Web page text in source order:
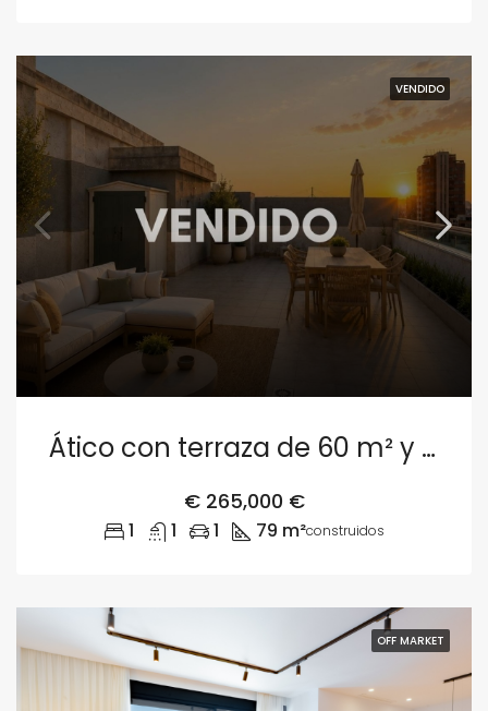
VENDIDO
Ático con terraza de 60 m² y garaje en Valencia
€265,000 €
1 1 1 79 m²construidos
OFF MARKET